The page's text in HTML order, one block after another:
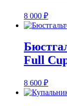
8 000 ₽
Full
8 600 ₽